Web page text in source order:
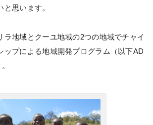
思います。
ラ地域とクーユ地域の2つの地域でチャイ
ップによる地域開発プログラム（以下AD